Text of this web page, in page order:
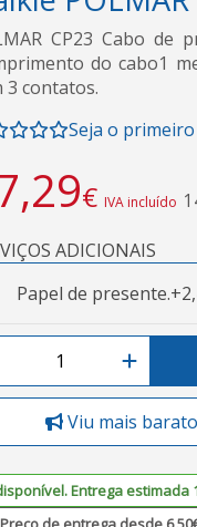
CP23 Cabo de
do cabo1
3 contatos.
Seja o
€ IVA incluído
ADICIONAIS
Papel de presente.
Viu mais barato
Entrega estimada